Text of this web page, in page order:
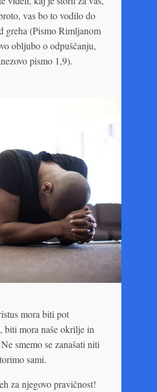
vas bo to vodilo do
greha (Pismo Rimljanom
obljubo o odpuščanju,
pismo 1,9).
mora biti pot
biti mora naše okrilje in
smemo se zanašati niti
sami.
za njegovo pravičnost!